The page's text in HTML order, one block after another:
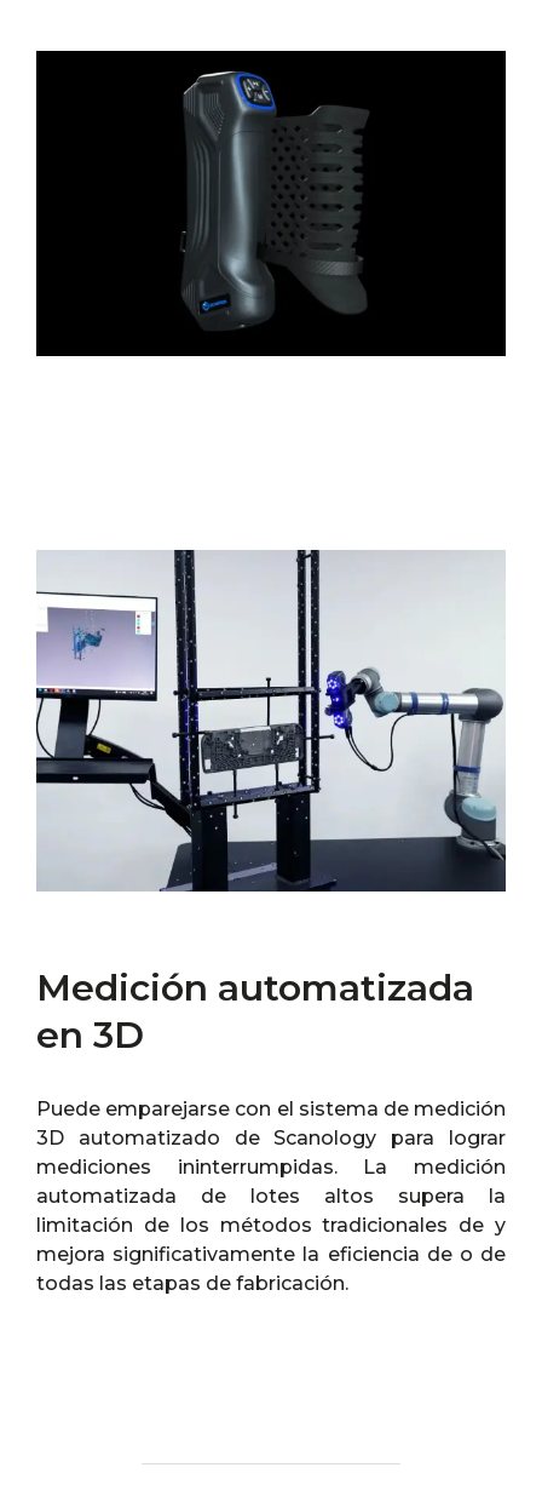
Medición automatizada
en 3D
Puede emparejarse con el sistema de medición
3D automatizado de Scanology para lograr
mediciones ininterrumpidas. La medición
automatizada de lotes altos supera la
limitación de los métodos tradicionales de y
mejora significativamente la eficiencia de o de
todas las etapas de fabricación.